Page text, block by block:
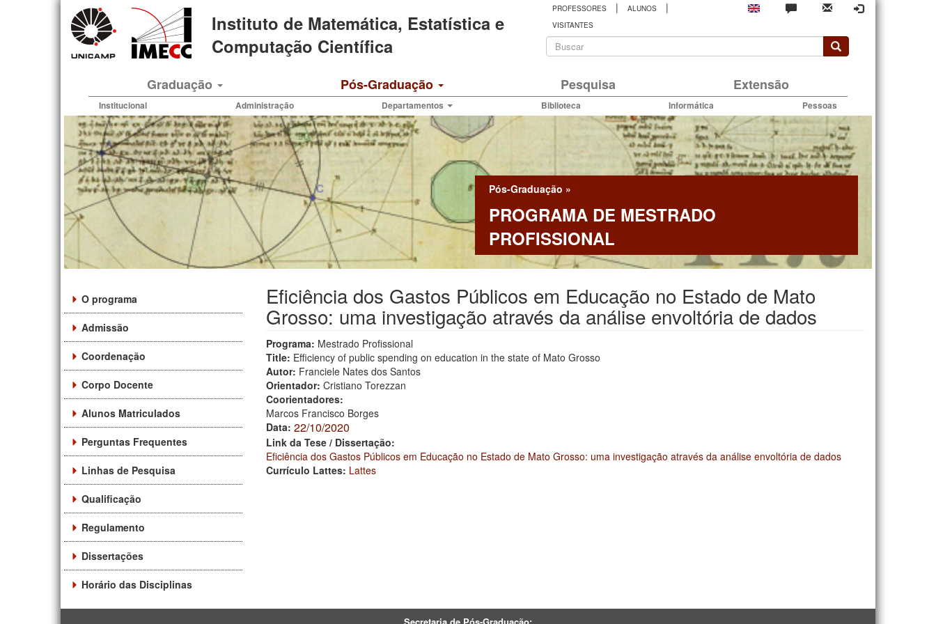
Instituto de Matemática, Estatística e
Computação Científica
PROFESSORES | ALUNOS |
VISITANTES
Formulário
busca
Graduação Pós-Graduação Pesquisa Extensão
Institucional Administração Departamentos Biblioteca Informática Pessoas
Pós-Graduação »
PROGRAMA DE MESTRADO
PROFISSIONAL
O programa
Admissão
Coordenação
Corpo Docente
Alunos Matriculados
Perguntas Frequentes
Linhas de Pesquisa
Qualificação
Regulamento
Dissertações
Horário das Disciplinas
Eficiência dos Gastos Públicos em Educação no Estado de Mato
Grosso: uma investigação através da análise envoltória de dados
Programa: Mestrado Profissional
Title: Efficiency of public spending on education in the state of Mato Grosso
Autor: Franciele Nates dos Santos
Orientador: Cristiano Torezzan
Coorientadores:
Marcos Francisco Borges
Data: 22/10/2020
Link da Tese / Dissertação:
Eficiência dos Gastos Públicos em Educação no Estado de Mato Grosso: uma investigação através da análise envoltória de dados
Currículo Lattes: Lattes
Secretaria de Pós-Graduação: